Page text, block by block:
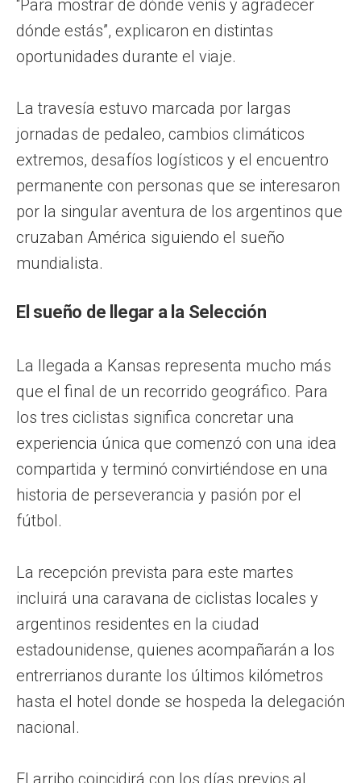
“Para mostrar de dónde venís y agradecer
dónde estás”, explicaron en distintas
oportunidades durante el viaje.
La travesía estuvo marcada por largas
jornadas de pedaleo, cambios climáticos
extremos, desafíos logísticos y el encuentro
permanente con personas que se interesaron
por la singular aventura de los argentinos que
cruzaban América siguiendo el sueño
mundialista.
El sueño de llegar a la Selección
La llegada a Kansas representa mucho más
que el final de un recorrido geográfico. Para
los tres ciclistas significa concretar una
experiencia única que comenzó con una idea
compartida y terminó convirtiéndose en una
historia de perseverancia y pasión por el
fútbol.
La recepción prevista para este martes
incluirá una caravana de ciclistas locales y
argentinos residentes en la ciudad
estadounidense, quienes acompañarán a los
entrerrianos durante los últimos kilómetros
hasta el hotel donde se hospeda la delegación
nacional.
El arribo coincidirá con los días previos al